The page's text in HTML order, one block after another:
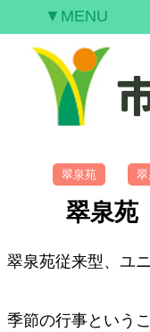
▼MENU
翠泉苑
翠泉苑
翠泉苑従来型、ユ
季節の行事という